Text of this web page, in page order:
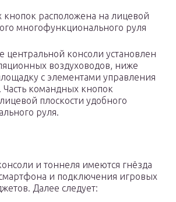
кнопок расположена на лицевой
многофункционального руля
центральной консоли установлен
воздуховодов, ниже
с элементами управления
командных кнопок
плоскости удобного
руля.
и тоннеля имеются гнёзда
и подключения игровых
Далее следует: